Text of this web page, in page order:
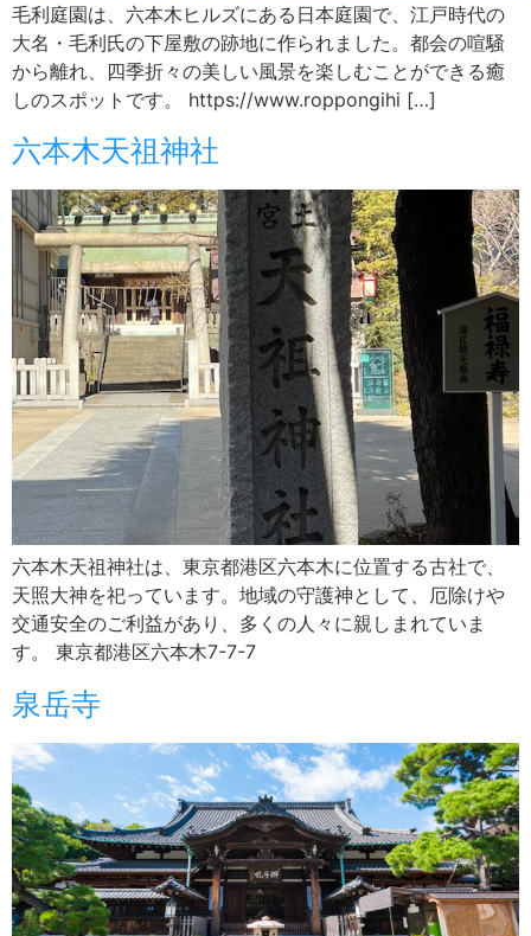
毛利庭園は、六本木ヒルズにある日本庭園で、江戸時代の
大名・毛利氏の下屋敷の跡地に作られました。都会の喧騒
から離れ、四季折々の美しい風景を楽しむことができる癒
しのスポットです。 https://www.roppongihi […]
六本木天祖神社
六本木天祖神社は、東京都港区六本木に位置する古社で、
天照大神を祀っています。地域の守護神として、厄除けや
交通安全のご利益があり、多くの人々に親しまれていま
す。 東京都港区六本木7-7-7
泉岳寺